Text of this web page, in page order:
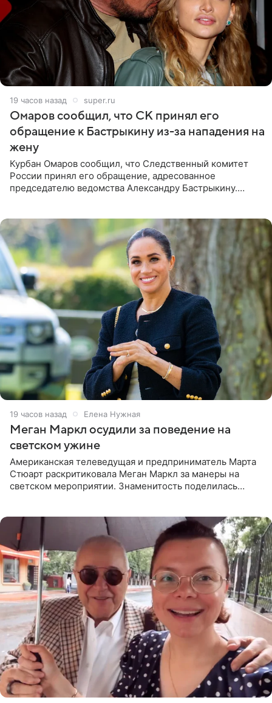
19 часов назад super.ru
Омаров сообщил, что СК принял его
обращение к Бастрыкину из-за нападения на
жену
Курбан Омаров сообщил, что Следственный комитет
России принял его обращение, адресованное
председателю ведомства Александру Бастрыкину.
19 часов назад Елена Нужная
Меган Маркл осудили за поведение на
светском ужине
Американская телеведущая и предприниматель Марта
Стюарт раскритиковала Меган Маркл за манеры на
светском мероприятии. Знаменитость поделилась